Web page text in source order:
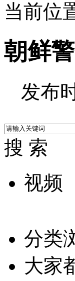
当前位
朝鲜
发布
搜 索
视频
分类
大家